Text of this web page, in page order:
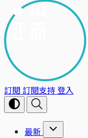
訂閱 訂閱支持登入
最新